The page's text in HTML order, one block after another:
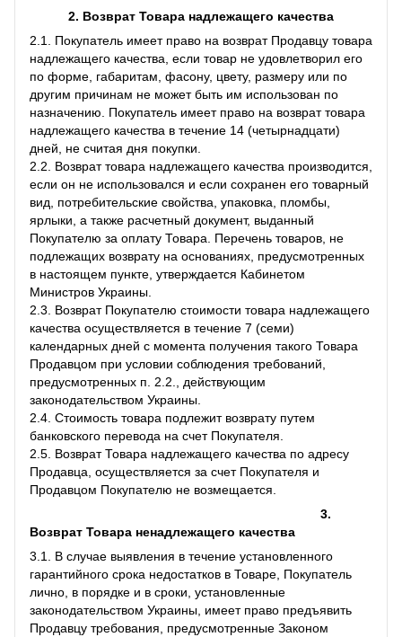
2. Возврат Товара надлежащего качества
2.1. Покупатель имеет право на возврат Продавцу товара
надлежащего качества, если товар не удовлетворил его
по форме, габаритам, фасону, цвету, размеру или по
другим причинам не может быть им использован по
назначению. Покупатель имеет право на возврат товара
надлежащего качества в течение 14 (четырнадцати)
дней, не считая дня покупки.
2.2. Возврат товара надлежащего качества производится,
если он не использовался и если сохранен его товарный
вид, потребительские свойства, упаковка, пломбы,
ярлыки, а также расчетный документ, выданный
Покупателю за оплату Товара. Перечень товаров, не
подлежащих возврату на основаниях, предусмотренных
в настоящем пункте, утверждается Кабинетом
Министров Украины.
2.3. Возврат Покупателю стоимости товара надлежащего
качества осуществляется в течение 7 (семи)
календарных дней с момента получения такого Товара
Продавцом при условии соблюдения требований,
предусмотренных п. 2.2., действующим
законодательством Украины.
2.4. Стоимость товара подлежит возврату путем
банковского перевода на счет Покупателя.
2.5. Возврат Товара надлежащего качества по адресу
Продавца, осуществляется за счет Покупателя и
Продавцом Покупателю не возмещается.
3.
Возврат Товара ненадлежащего качества
3.1. В случае выявления в течение установленного
гарантийного срока недостатков в Товаре, Покупатель
лично, в порядке и в сроки, установленные
законодательством Украины, имеет право предъявить
Продавцу требования, предусмотренные Законом